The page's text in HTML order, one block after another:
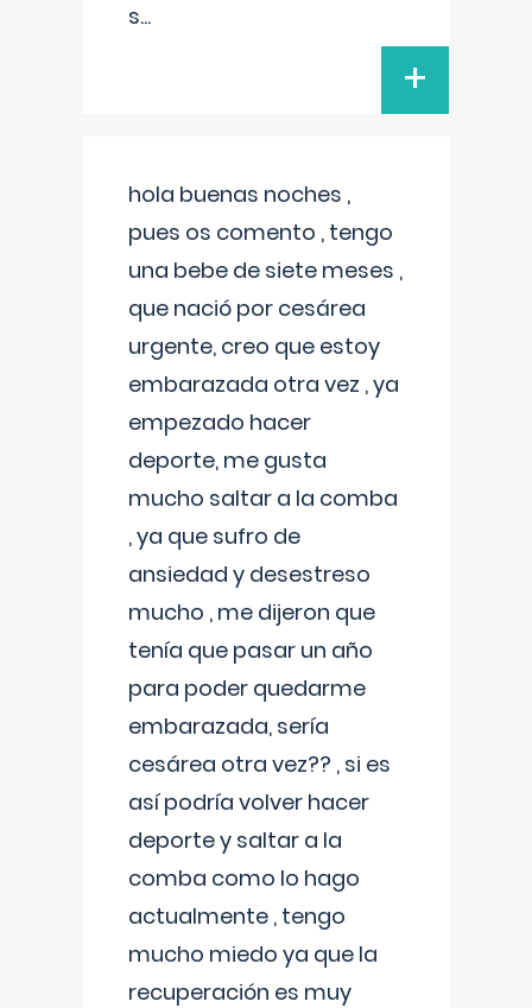
s...
+
hola buenas noches ,
pues os comento , tengo
una bebe de siete meses ,
que nació por cesárea
urgente, creo que estoy
embarazada otra vez , ya
empezado hacer
deporte, me gusta
mucho saltar a la comba
, ya que sufro de
ansiedad y desestreso
mucho , me dijeron que
tenía que pasar un año
para poder quedarme
embarazada, sería
cesárea otra vez?? , si es
así podría volver hacer
deporte y saltar a la
comba como lo hago
actualmente , tengo
mucho miedo ya que la
recuperación es muy